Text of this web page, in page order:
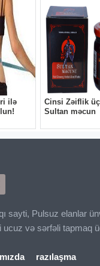
sayti, Pulsuz elanlar
və sərfəli tapmaq
razılaşma